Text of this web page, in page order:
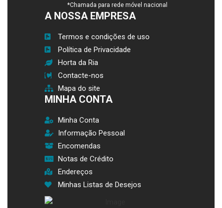
*Chamada para rede móvel nacional
A NOSSA EMPRESA
Termos e condições de uso
Política de Privacidade
Horta da Ria
Contacte-nos
Mapa do site
MINHA CONTA
Minha Conta
Informação Pessoal
Encomendas
Notas de Crédito
Endereços
Minhas Listas de Desejos